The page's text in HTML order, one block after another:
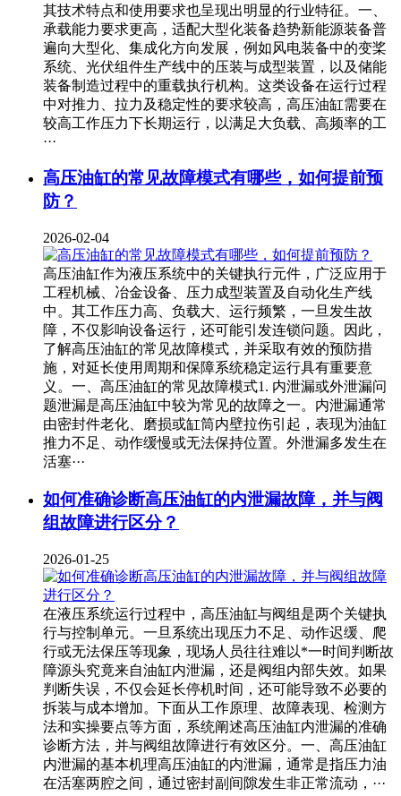
其技术特点和使用要求也呈现出明显的行业特征。一、
承载能力要求更高，适配大型化装备趋势新能源装备普
遍向大型化、集成化方向发展，例如风电装备中的变桨
系统、光伏组件生产线中的压装与成型装置，以及储能
装备制造过程中的重载执行机构。这类设备在运行过程
中对推力、拉力及稳定性的要求较高，高压油缸需要在
较高工作压力下长期运行，以满足大负载、高频率的工
···
高压油缸的常见故障模式有哪些，如何提前预
防？
2026-02-04
高压油缸作为液压系统中的关键执行元件，广泛应用于
工程机械、冶金设备、压力成型装置及自动化生产线
中。其工作压力高、负载大、运行频繁，一旦发生故
障，不仅影响设备运行，还可能引发连锁问题。因此，
了解高压油缸的常见故障模式，并采取有效的预防措
施，对延长使用周期和保障系统稳定运行具有重要意
义。一、高压油缸的常见故障模式1. 内泄漏或外泄漏问
题泄漏是高压油缸中较为常见的故障之一。内泄漏通常
由密封件老化、磨损或缸筒内壁拉伤引起，表现为油缸
推力不足、动作缓慢或无法保持位置。外泄漏多发生在
活塞···
如何准确诊断高压油缸的内泄漏故障，并与阀
组故障进行区分？
2026-01-25
在液压系统运行过程中，高压油缸与阀组是两个关键执
行与控制单元。一旦系统出现压力不足、动作迟缓、爬
行或无法保压等现象，现场人员往往难以*一时间判断故
障源头究竟来自油缸内泄漏，还是阀组内部失效。如果
判断失误，不仅会延长停机时间，还可能导致不必要的
拆装与成本增加。下面从工作原理、故障表现、检测方
法和实操要点等方面，系统阐述高压油缸内泄漏的准确
诊断方法，并与阀组故障进行有效区分。一、高压油缸
内泄漏的基本机理高压油缸的内泄漏，通常是指压力油
在活塞两腔之间，通过密封副间隙发生非正常流动，···